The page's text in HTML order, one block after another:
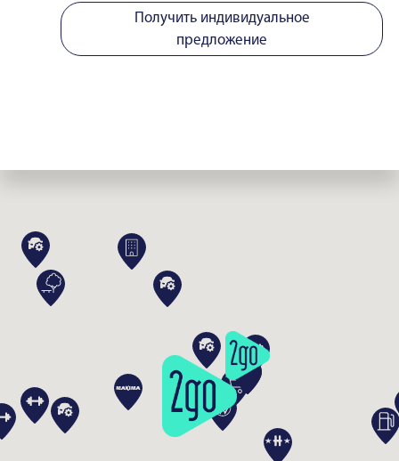
Получить индивидуальное
предложение